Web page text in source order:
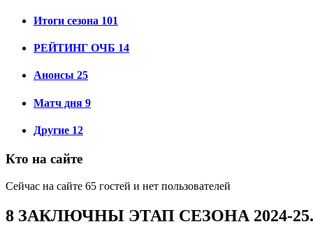
Итоги сезона 101
РЕЙТИНГ ОЧБ 14
Анонсы 25
Матч дня 9
Другие 12
Кто на сайте
Сейчас на сайте 65 гостей и нет пользователей
8 ЗАКЛЮЧНЫ ЭТАП СЕЗОНА 2024-25.